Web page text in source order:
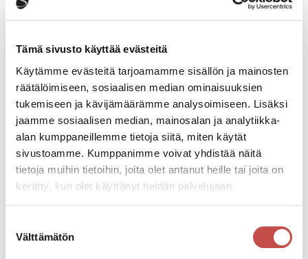
Tämä sivusto käyttää evästeitä
Käytämme evästeitä tarjoamamme sisällön ja mainosten
räätälöimiseen, sosiaalisen median ominaisuuksien
tukemiseen ja kävijämäärämme analysoimiseen. Lisäksi
jaamme sosiaalisen median, mainosalan ja analytiikka-
alan kumppaneillemme tietoja siitä, miten käytät
sivustoamme. Kumppanimme voivat yhdistää näitä
tietoja muihin tietoihin, joita olet antanut heille tai joita on
kerätty, kun olet käyttänyt heidän palvelujaan.
valinta
Välttämätön
Tapahtumapaikka
Katso kaikki tapahtumat
Jaa tapahtuma:
Facebook
Twitter